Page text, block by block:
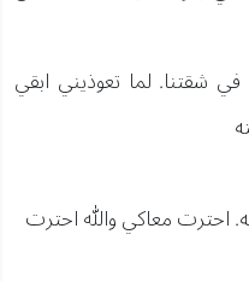
شقتنا. لما تعوذيني ابقي
احترت معاكي والله احترت